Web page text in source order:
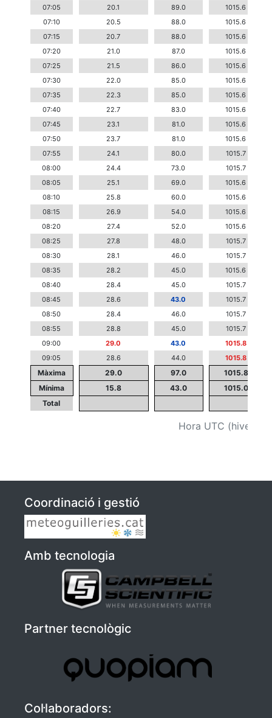
Hora UTC (hivern
07:05
20.1 89.0
1015.6
07:10
20.5 88.0
1015.6
07:15
20.7 88.0
1015.6
07:20
21.0 87.0
1015.6
07:25
21.5 86.0
1015.6
07:30
22.0 85.0
1015.6
07:35
22.3 85.0
1015.6
07:40
22.7 83.0
1015.6
07:45
23.1 81.0
1015.6
07:50
23.7 81.0
1015.6
07:55
24.1 80.0
1015.7
08:00
24.4 73.0
1015.7
08:05
25.1 69.0
1015.6
08:10
25.8 60.0
1015.6
08:15
26.9 54.0
1015.6
08:20
27.4 52.0
1015.6
08:25
27.8 48.0
1015.7
08:30
28.1 46.0
1015.7
08:35
28.2 45.0
1015.6
08:40
28.4 45.0
1015.7
08:45
28.6 43.0
1015.7
08:50
28.4 46.0
1015.7
08:55
28.8 45.0
1015.7
09:00
29.0 43.0
1015.8
09:05
28.6 44.0 1015.8
Màxima 29.0 97.0
1015.8
Mínima
15.8 43.0
1015.0
Total
Coordinació i gestió
Amb tecnologia
Partner tecnològic
Col·laboradors: